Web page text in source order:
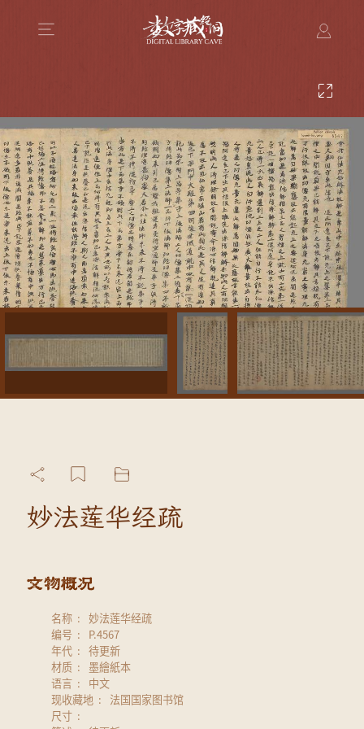
妙法莲华经疏
名称
妙法莲华经疏
编号
P.4567
年代
待更新
材质
墨繪紙本
语言
中文
现收藏地
法国国家图书馆
尺寸